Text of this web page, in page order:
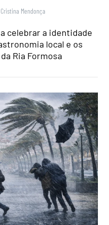
Cristina Mendonça
celebrar a identidade
local e os
Ria Formosa